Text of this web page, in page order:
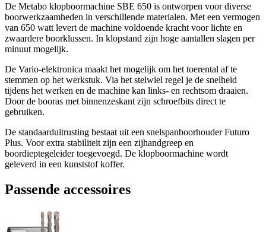
De Metabo klopboormachine SBE 650 is ontworpen voor diverse
boorwerkzaamheden in verschillende materialen. Met een vermogen
van 650 watt levert de machine voldoende kracht voor lichte en
zwaardere boorklussen. In klopstand zijn hoge aantallen slagen per
minuut mogelijk.
De Vario-elektronica maakt het mogelijk om het toerental af te
stemmen op het werkstuk. Via het stelwiel regel je de snelheid
tijdens het werken en de machine kan links- en rechtsom draaien.
Door de booras met binnenzeskant zijn schroefbits direct te
gebruiken.
De standaarduitrusting bestaat uit een snelspanboorhouder Futuro
Plus. Voor extra stabiliteit zijn een zijhandgreep en
boordieptegeleider toegevoegd. De klopboormachine wordt
geleverd in een kunststof koffer.
Passende accessoires